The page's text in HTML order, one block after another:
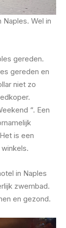
Wel in
gereden.
gereden en
niet zo
“. Een
is een
in Naples
zwembad.
en gezond.